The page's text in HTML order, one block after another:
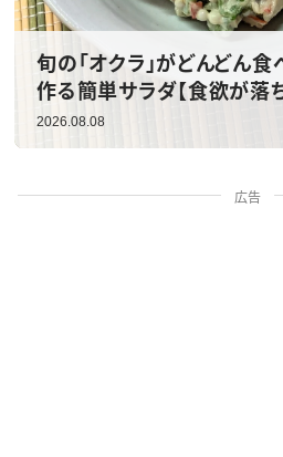
旬の「オクラ」がどんどん
作る簡単サラダ【食欲が落
2026.08.08
広告